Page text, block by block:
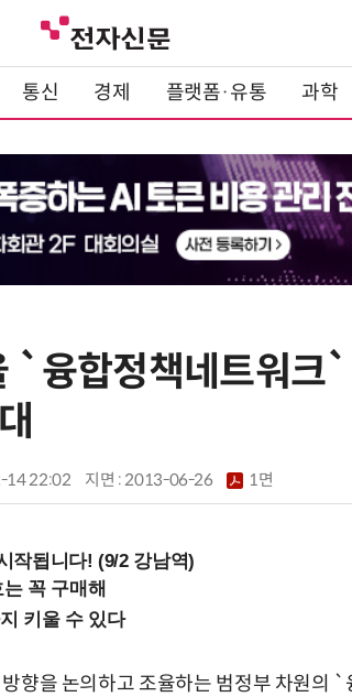
통신 경제 플랫폼·유통 과학
`융합정책네트워
14 22:02 지면 :2013-06-26 1면
작됩니다! (9/2 강남역)
방향을 논의하고 조율하는 범정부 차원의